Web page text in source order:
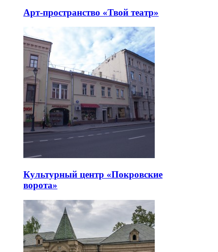
Арт-пространство «Твой театр»
Культурный центр «Покровские
ворота»